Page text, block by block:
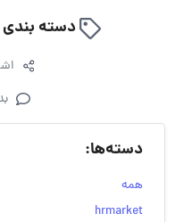
دسته
دسته‌ها:
همه
hrmarket